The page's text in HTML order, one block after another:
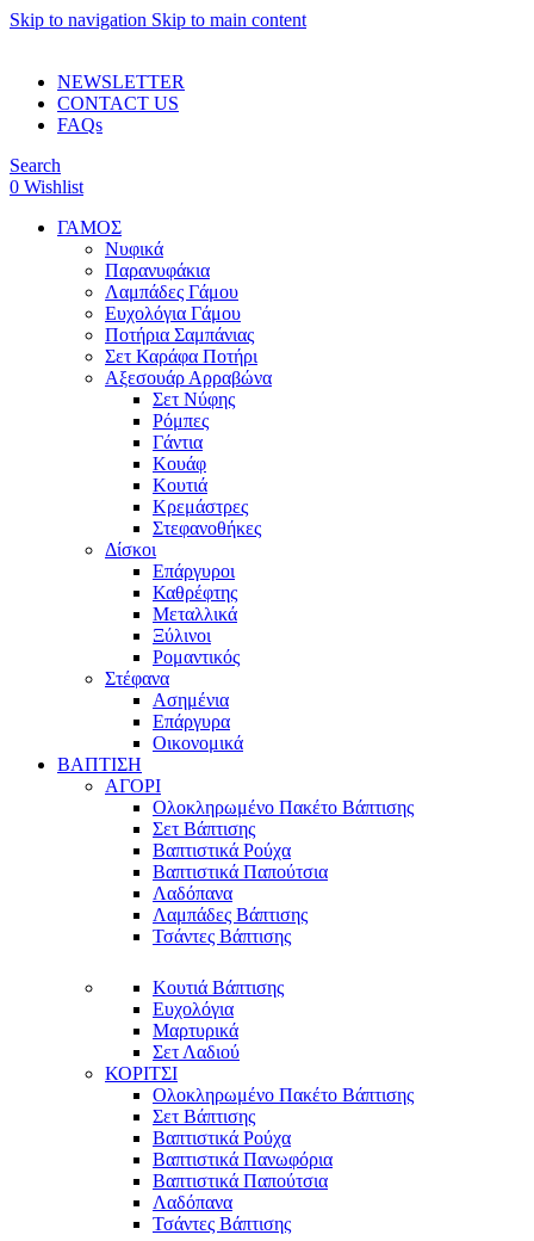
Skip to navigation Skip to main content
NEWSLETTER
CONTACT US
FAQs
Search
0 Wishlist
ΓΑΜΟΣ
Νυφικά
Παρανυφάκια
Λαμπάδες Γάμου
Ευχολόγια Γάμου
Ποτήρια Σαμπάνιας
Σετ Καράφα Ποτήρι
Αξεσουάρ Αρραβώνα
Σετ Νύφης
Ρόμπες
Γάντια
Κουάφ
Κουτιά
Κρεμάστρες
Στεφανοθήκες
Δίσκοι
Επάργυροι
Καθρέφτης
Μεταλλικά
Ξύλινοι
Ρομαντικός
Στέφανα
Ασημένια
Επάργυρα
Οικονομικά
ΒΑΠΤΙΣΗ
ΑΓΟΡΙ
Ολοκληρωμένο Πακέτο Βάπτισης
Σετ Βάπτισης
Βαπτιστικά Ρούχα
Βαπτιστικά Παπούτσια
Λαδόπανα
Λαμπάδες Βάπτισης
Τσάντες Βάπτισης
Κουτιά Βάπτισης
Ευχολόγια
Μαρτυρικά
Σετ Λαδιού
ΚΟΡΙΤΣΙ
Ολοκληρωμένο Πακέτο Βάπτισης
Σετ Βάπτισης
Βαπτιστικά Ρούχα
Βαπτιστικά Πανωφόρια
Βαπτιστικά Παπούτσια
Λαδόπανα
Τσάντες Βάπτισης